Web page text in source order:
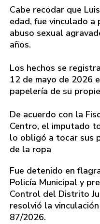
Cabe recodar que
edad, fue vinculado
abuso sexual
años.
Los hechos se
12 de mayo de 2026
papelería de su
De acuerdo con la
Centro, el imputado
lo obligó a tocar sus
de la ropa
Fue detenido en
Policía Municipal y
Control del Distrito
resolvió la
87/2026.